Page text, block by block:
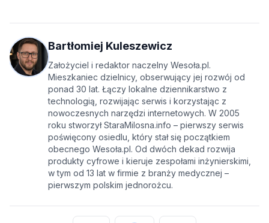
Bartłomiej Kuleszewicz
Założyciel i redaktor naczelny Wesoła.pl.
Mieszkaniec dzielnicy, obserwujący jej rozwój od
ponad 30 lat. Łączy lokalne dziennikarstwo z
technologią, rozwijając serwis i korzystając z
nowoczesnych narzędzi internetowych. W 2005
roku stworzył StaraMilosna.info – pierwszy serwis
poświęcony osiedlu, który stał się początkiem
obecnego Wesoła.pl. Od dwóch dekad rozwija
produkty cyfrowe i kieruje zespołami inżynierskimi,
w tym od 13 lat w firmie z branży medycznej –
pierwszym polskim jednorożcu.